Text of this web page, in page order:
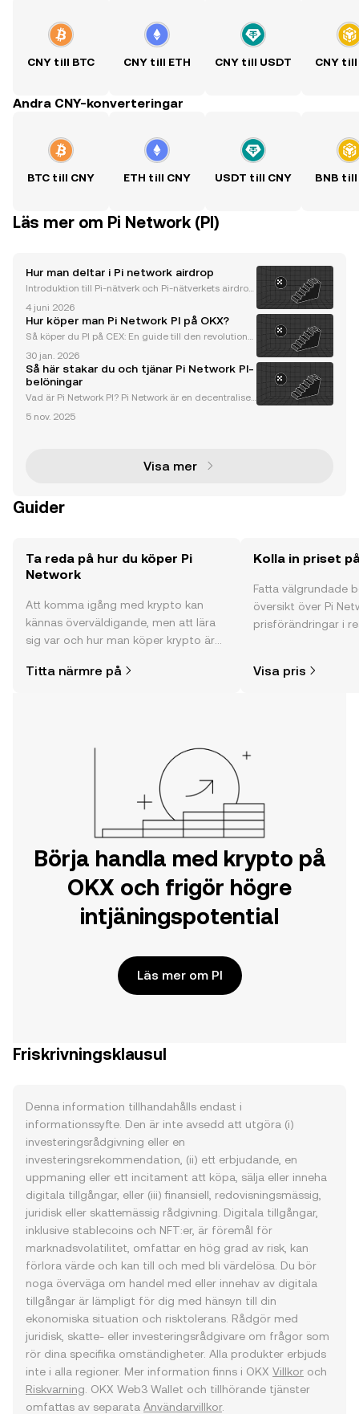
CNY till BTC CNY till ETH CNY till USDT CNY till
Andra CNY-konverteringar
BTC till CNY ETH till CNY USDT till CNY BNB till
Läs mer om Pi Network (PI)
Hur man deltar i Pi network airdrop
Introduktion till Pi-nätverk och Pi-nätverkets airdrop
har Pi-nätverk dykt upp som en revolutionerande pl
attform som demokratiserar tillgången till
4 juni 2026
Hur köper man Pi Network PI på OKX?
Så köper du PI på CEX: En guide till den revolutioner
tvecklats till en banbrytande plattform inom kryptov
alutabranschen och erbjuder en unik mobil mi
30 jan. 2026
Så här stakar du och tjänar Pi Network PI-
belöningar
Vad är Pi Network PI? Pi Network är en decentraliser
ing av digitala tillgångar. Till skillnad från traditionel
5 nov. 2025
Visa mer
Guider
Ta reda på hur du köper Pi
Network
Att komma igång med krypto kan
kännas överväldigande, men att lära
sig var och hur man köper krypto är
din resa på OKX mobilapp eller direkt
Titta närmre på
Kolla in priset
Fatta välgrundade
översikt över Pi
prisförändringar i
Visa pris
Börja handla med krypto på
OKX och frigör högre
intjäningspotential
Läs mer om PI
Friskrivningsklausul
Denna information tillhandahålls endast i
informationssyfte. Den är inte avsedd att utgöra (i)
investeringsrådgivning eller en
investeringsrekommendation, (ii) ett erbjudande, en
uppmaning eller ett incitament att köpa, sälja eller inneha
digitala tillgångar, eller (iii) finansiell, redovisningsmässig,
juridisk eller skattemässig rådgivning. Digitala tillgångar,
inklusive stablecoins och NFT:er, är föremål för
marknadsvolatilitet, omfattar en hög grad av risk, kan
förlora värde och kan till och med bli värdelösa. Du bör
noga överväga om handel med eller innehav av digitala
tillgångar är lämpligt för dig med hänsyn till din
ekonomiska situation och risktolerans. Rådgör med
juridisk, skatte- eller investeringsrådgivare om frågor som
rör dina specifika omständigheter. Alla produkter erbjuds
inte i alla regioner. Mer information finns i OKX Villkor och
Riskvarning . OKX Web3 Wallet och tillhörande tjänster
omfattas av separata Användarvillkor.